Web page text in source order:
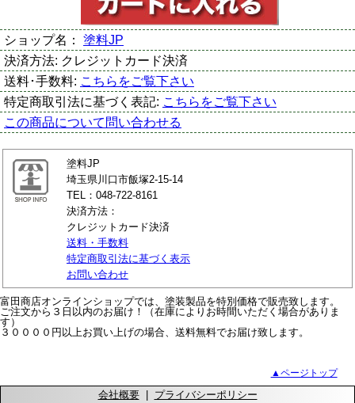
ショップ名： 塗料JP
決済方法: クレジットカード決済
送料･手数料: こちらをご覧下さい
特定商取引法に基づく表記: こちらをご覧下さい
この商品について問い合わせる
塗料JP
埼玉県川口市飯塚2-15-14
TEL：048-722-8161
決済方法：
クレジットカード決済
送料・手数料
特定商取引法に基づく表示
お問い合わせ
富田商店オンラインショップでは、塗装製品を特別価格で販売致します。
ご注文から３日以内のお届け！（在庫によりお時間いただく場合がありま
す）
３００００円以上お買い上げの場合、送料無料でお届け致します。
▲ページトップ
会社概要| プライバシーポリシー